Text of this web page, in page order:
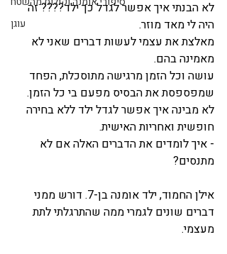
עוגן
לא הבנתי איך אפשר לגדל כך ילד???? זה
היה לי מאד מוזר.
מאלצת את עצמי לעשות דברים שאני לא
מאמינה בהם.
עושה וכל הזמן מרגישה מתוסכלת, הפחד
שמפספסת את הבסיס מפעם בי כל הזמן.
לא מבינה איך אפשר לגדל ילד ללא בחירה
חופשית ואחריות האישית.
- איך לומדים את הדברים האלה אם לא
מתנסים?
אילן החמוד, ילד אומנה בן-7. דורש ממני
דברים שונים לגמרי ממה שהתרגלתי לתת
מעצמי.